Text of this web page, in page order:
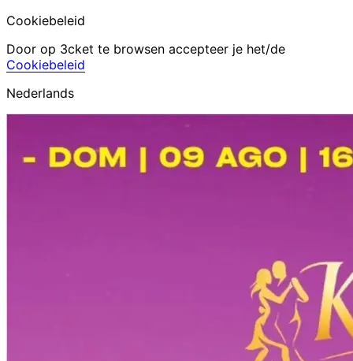
Cookiebeleid
Door op 3cket te browsen accepteer je het/de
Cookiebeleid
Nederlands